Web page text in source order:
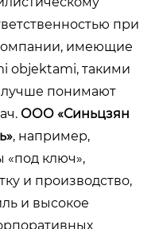
при
имеющие
objektami, такими
лучше понимают
ООО «Синьцзян
, например,
«под ключ»,
и производство,
и высокое